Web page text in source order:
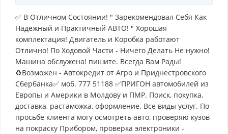
✅ В Отличном Состоянии! " Зарекомендовал Себя Как
Надёжный и Практичный АВТО! " Хорошая
комплектация! Двигатель и Коробка работают
Отлично! По Ходовой Части - Ничего Делать Не нужно!
Машина обслужена! пишите. Всегда Вам Рады!
♻Возможен - Автокредит от Агро и Приднестровского
Сбербанка✅ моб. 777 51188 ✅ПРИГОН автомобилей из
Европы и Америки в Молдову и ПМР. Поиск, покупка,
доставка, растаможка, оформление. Все виды услуг. По
просьбе клиента могу осмотреть авто, проверяю кузов
на покраску Прибором, проверка электроники -